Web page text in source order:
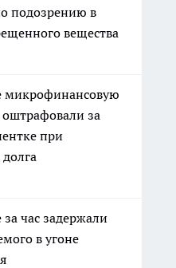
подозрению в
вещества
микрофинансовую
за
при
час задержали
в угоне